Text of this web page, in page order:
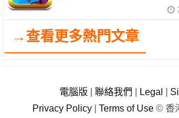
→查看更多熱門文章
電腦版 聯絡我們 Legal
Privacy Policy
Terms of Use © 香